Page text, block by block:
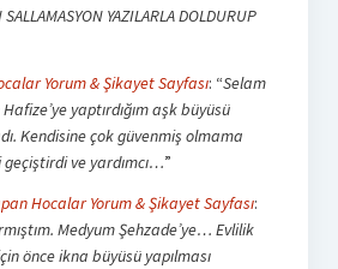
SALLAMASYON YAZILARLA DOLDURUP
Yorum & Şikayet Sayfası: “Selam
yaptırdığım aşk büyüsü
Kendisine çok güvenmiş olmama
ve yardımcı…”
Hocalar Yorum & Şikayet Sayfası:
Medyum Şehzade’ye… Evlilik
önce ikna büyüsü yapılması